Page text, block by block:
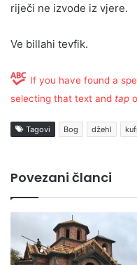
riječi ne izvode iz vjere.
Ve billahi tevfik.
If you have found a
selecting that text and tap
Tagovi Bog džehl
Povezani članci